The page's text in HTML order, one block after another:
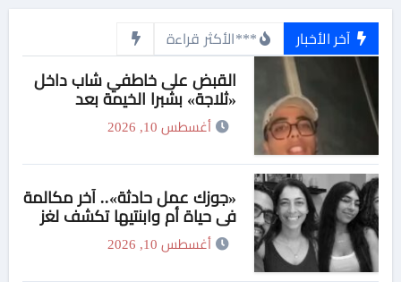
آخر الأخبار ***الأكثر قراءة
القبض على خاطفي شاب داخل
«ثلاجة» بشبرا الخيمة بعد
استغاثة لايف بـ30 دقيقة
أغسطس 10, 2026
«جوزك عمل حادثة».. آخر مكالمة
في حياة أم وابنتيها تكشف لغز
جريمة التجمع الخامس
أغسطس 10, 2026